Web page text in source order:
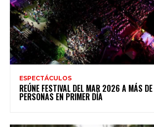
ESPECTÁCULOS
REÚNE FESTIVAL DEL MAR 2026 A MÁS
PERSONAS EN PRIMER DÍA